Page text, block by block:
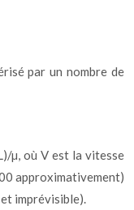
par un nombre de
µ, où V est la vitesse
approximativement)
imprévisible).